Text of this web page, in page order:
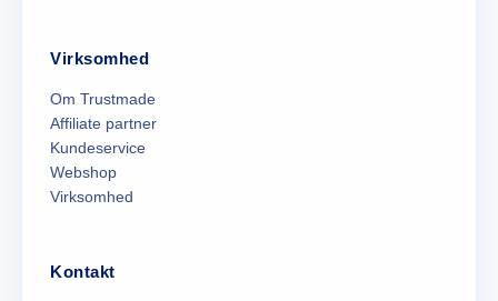
Virksomhed
Om Trustmade
Affiliate partner
Kundeservice
Webshop
Virksomhed
Kontakt